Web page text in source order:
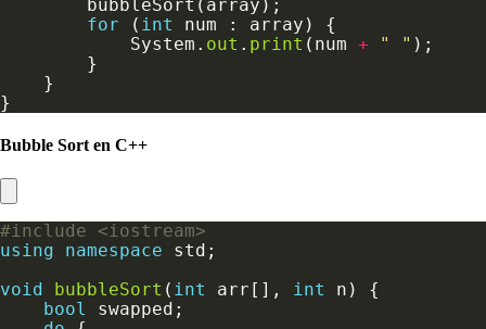
for ( int
            System.
out . print (num + " "
Bubble Sort en C++
#include
<iostream>
using
namespace
void
bubbleSort ( int arr[], int
bool